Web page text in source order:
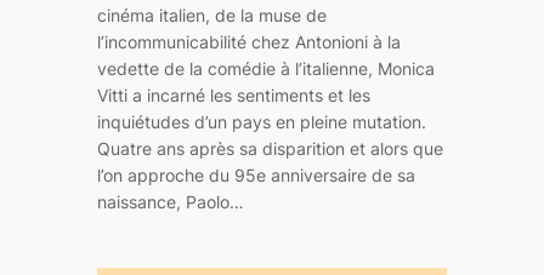
cinéma italien, de la muse de
l’incommunicabilité chez Antonioni à la
vedette de la comédie à l’italienne, Monica
Vitti a incarné les sentiments et les
inquiétudes d’un pays en pleine mutation.
Quatre ans après sa disparition et alors que
l’on approche du 95e anniversaire de sa
naissance, Paolo…